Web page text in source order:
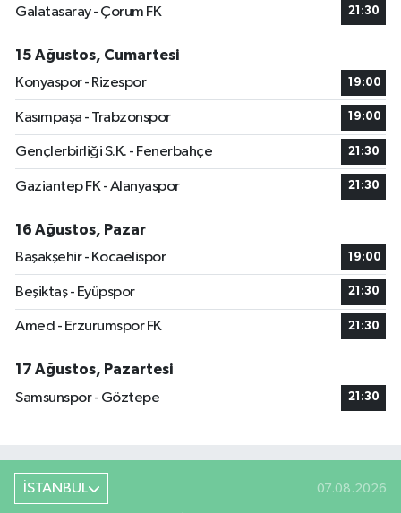
Galatasaray - Çorum FK
21:30
15 Ağustos, Cumartesi
Konyaspor - Rizespor
19:00
Kasımpaşa - Trabzonspor 19:00
Gençlerbirliği S.K. - Fenerbahçe 21:30
Gaziantep FK - Alanyaspor 21:30
16 Ağustos, Pazar
Başakşehir - Kocaelispor
19:00
Beşiktaş - Eyüpspor 21:30
Amed - Erzurumspor FK 21:30
17 Ağustos, Pazartesi
Samsunspor - Göztepe
21:30
İSTANBUL 07.08.2026